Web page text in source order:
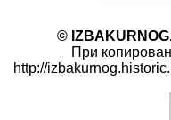
©
При
http://